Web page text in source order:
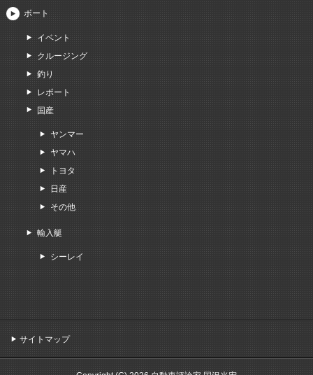
ボート
イベント
クルージング
釣り
レポート
国産
ヤンマー
ヤマハ
トヨタ
日産
その他
輸入艇
シーレイ
サイトマップ